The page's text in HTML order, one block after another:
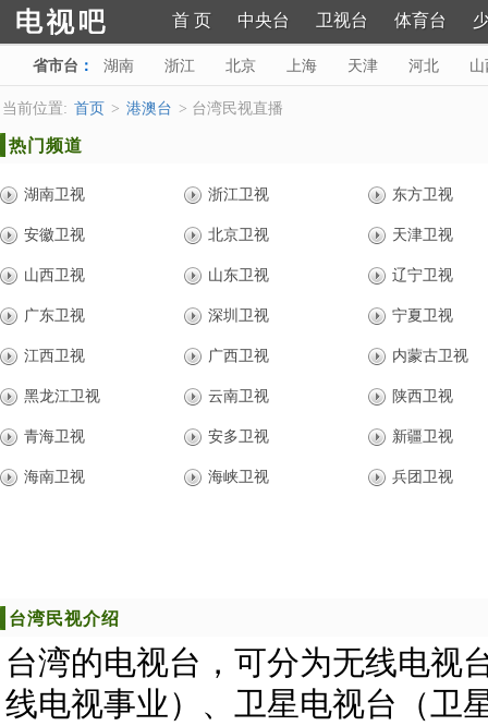
首 页 中央台 卫视台 体育台
省市台 ： 湖南 浙江 北京 上海 天津 河北
河南 广西 重庆 四川
当前位置: 首页 > 港澳台 > 台湾民视直播
热门频道
湖南卫视 浙江卫视 东方卫视
安徽卫视 北京卫视 天津卫视
山西卫视 山东卫视 辽宁卫视
广东卫视 深圳卫视 宁夏卫视
江西卫视 广西卫视 内蒙古卫视
黑龙江卫视 云南卫视 陕西卫视
青海卫视 安多卫视 新疆卫视
海南卫视 海峡卫视 兵团卫视
台湾民视介绍
台湾的电视台，可分为无线电视
线电视事业）、卫星电视台（卫